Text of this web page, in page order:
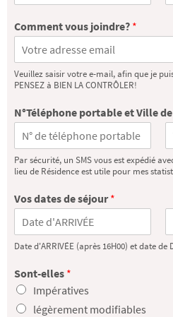
r
é
m
Comment vous joindre? *
Veuillez saisir votre e-mail, afin que je
PENSEZ à BIEN LA CONTRÔLER!
N°Téléphone portable et Ville
r
é
o
m
o
m
Par sécurité, un SMS vous est expédié
lieu de Résidence est utile pour mes
Vos dates de séjour*
r
n
o
m
o
Date d'ARRIVÉE (après 16H00) et date de
Sont-elles *
Impératives
légèrement modifiables